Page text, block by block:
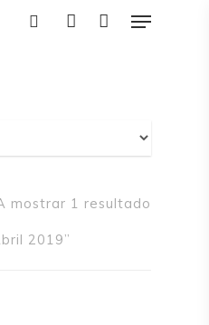
pesquisar ou ESC
mostrar 1 resultado
2019”